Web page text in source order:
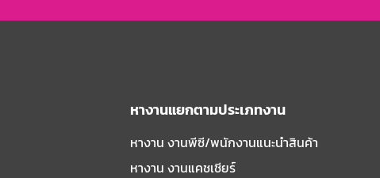
หางานแยกตามประเภทงาน
หางาน งานพีซี/พนักงานแนะนําสินค้า
หางาน งานแคชเชียร์